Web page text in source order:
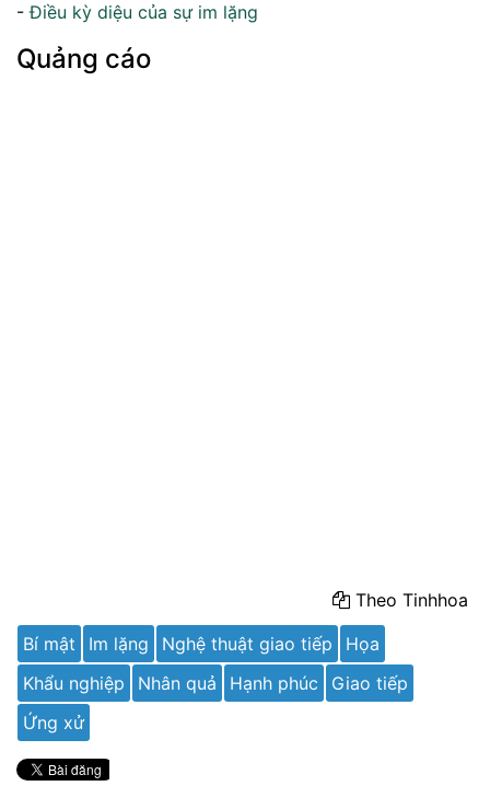
-Điều kỳ diệu của sự im lặng
Quảng cáo
Theo Tinhhoa
Bí mật
Im lặng Nghệ thuật giao tiếp
Họa
Khẩu nghiệp
Nhân quả Hạnh phúc
Giao tiếp
Ứng xử